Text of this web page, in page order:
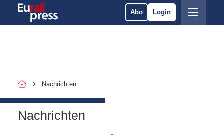
Abo Login
Nachrichten
Nachrichten